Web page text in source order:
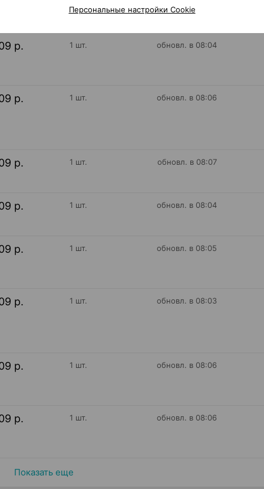
р. 1 шт. обновл. в 08:04
р. 1 шт. обновл. в 08:06
р. 1 шт. обновл. в 08:07
р. 1 шт. обновл. в 08:04
р. 1 шт. обновл. в 08:05
р. 1 шт. обновл. в 08:03
р. 1 шт. обновл. в 08:06
р. 1 шт. обновл. в 08:06
Показать еще
Персональные настройки Cookie